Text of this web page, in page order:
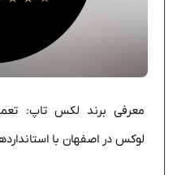
معرفی برند لکس تاپ:
لوکس در اصفهان با